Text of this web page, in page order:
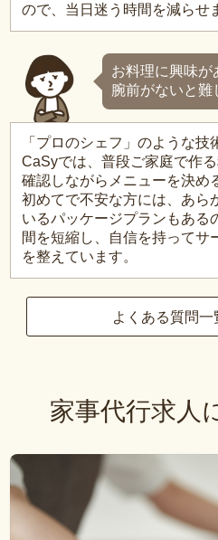
ので、当日迷う時間を減らせ
お料理に興味が
腕前がないと難
「プロのシェフ」のような技
CaSyでは、普段ご家庭で作
確認しながらメニューを決め
初めてで不安な方には、あら
いるパッケージプランもある
間を短縮し、自信を持ってサ
を整えています。
よくある質問一
家事代行求人